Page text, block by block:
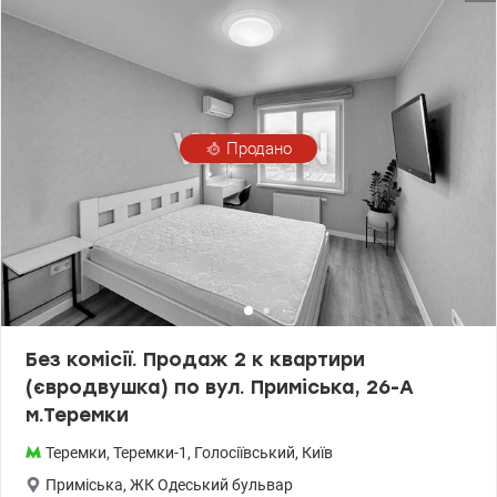
Продано
Без комісії. Продаж 2 к квартири
(євродвушка) по вул. Приміська, 26-А
м.Теремки
Теремки, Теремки-1 , Голосіївський, Київ
Приміська, ЖК Одеський бульвар